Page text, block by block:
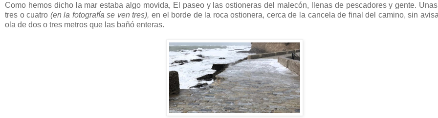
Como hemos dicho la mar estaba algo movida, El paseo y las ostioneras del malecón, llenas de pescadores y gente.
tres o cuatro (en la fotografía se ven tres), en el borde de la roca ostionera, cerca de la cancela de final del camino, sin
ola de dos o tres metros que las bañó enteras.